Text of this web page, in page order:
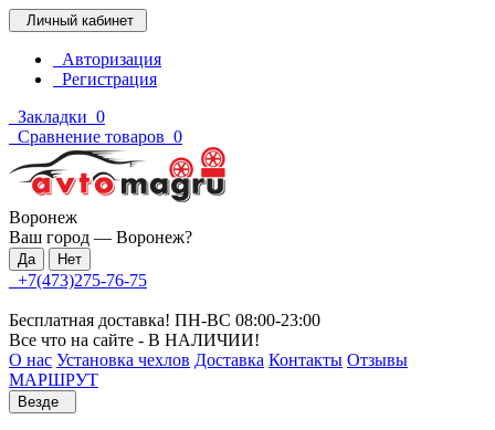
Личный кабинет
Авторизация
Регистрация
Закладки 0
Сравнение товаров 0
Воронеж
Ваш город — Воронеж?
+7(473)275-76-75
Бесплатная доставка! ПН-ВС 08:00-23:00
Все что на сайте - В НАЛИЧИИ!
О нас Установка чехлов Доставка Контакты Отзывы
МАРШРУТ
Везде